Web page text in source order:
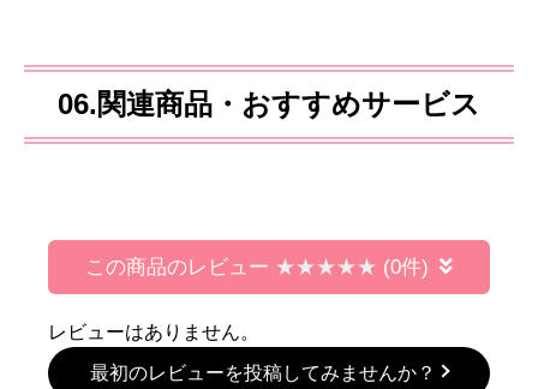
06.関連商品・おすすめサービス
この商品のレビュー (0件)
レビューはありません。
最初のレビューを投稿してみませんか？